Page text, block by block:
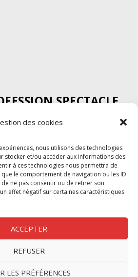
des cookies
nous utilisons des technologies
stocker et/ou accéder aux informations des
à ces technologies nous permettra de
le comportement de navigation ou les ID
de ne pas consentir ou de retirer son
effet négatif sur certaines caractéristiques
ACCEPTER
REFUSER
LES PRÉFÉRENCES
SPECTACLE
Suivre
contacter